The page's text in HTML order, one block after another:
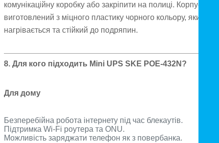
комунікаційну коробку або закріпити на полиці. Корпус
виготовлений з міцного пластику чорного кольору, який не
нагрівається та стійкий до подряпин.
8. Для кого підходить Mini UPS SKE POE-432N?
Для дому
Безперебійна робота інтернету під час блекаутів.
Підтримка Wi-Fi роутера та ONU.
Можливість заряджати телефон як з повербанка.